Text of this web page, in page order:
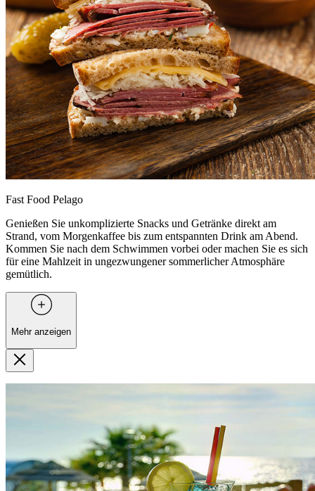
Fast Food Pelago
Genießen Sie unkomplizierte Snacks und Getränke direkt am
Strand, vom Morgenkaffee bis zum entspannten Drink am Abend.
Kommen Sie nach dem Schwimmen vorbei oder machen Sie es sich
für eine Mahlzeit in ungezwungener sommerlicher Atmosphäre
gemütlich.
Mehr anzeigen